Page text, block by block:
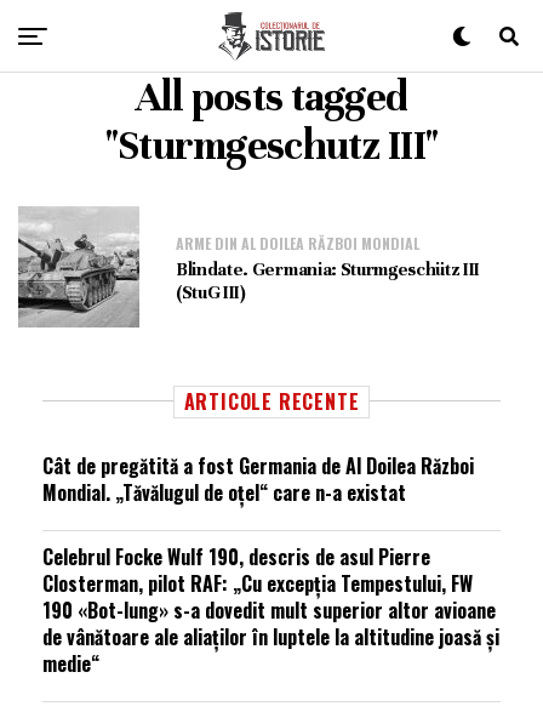
All posts tagged
"Sturmgeschutz III"
ARME DIN AL DOILEA RĂZBOI MONDIAL
Blindate. Germania: Sturmgeschütz III
(StuG III)
ARTICOLE RECENTE
Cât de pregătită a fost Germania de Al Doilea Război
Mondial. „Tăvălugul de oțel“ care n-a existat
Celebrul Focke Wulf 190, descris de asul Pierre
Closterman, pilot RAF: „Cu excepția Tempestului, FW
190 «Bot-lung» s-a dovedit mult superior altor avioane
de vânătoare ale aliaților în luptele la altitudine joasă și
medie“